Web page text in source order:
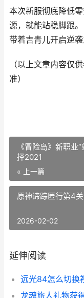
本次新服彻底降低
源，就能站稳脚跟
带着吉青儿开启逆袭
（以上文章内容仅
准）
《冒险岛》新职
择2021
« 上一篇
原神谛踪匿行第4
2026-02-02
延伸阅读
龙魂旅人礼物获